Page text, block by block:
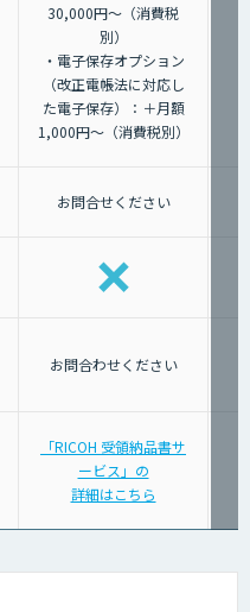
30,000円～（消費税
別）
・電子保存オプション
（改正電帳法に対応し
た電子保存）：＋月額
1,000円～（消費税別）
お問合せください
お問合わせください
「RICOH 受領納品書サ
ービス」の
詳細はこちら